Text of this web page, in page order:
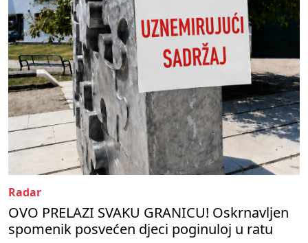
Radar
OVO PRELAZI SVAKU GRANICU! Oskrnavljen
spomenik posvećen djeci poginuloj u ratu